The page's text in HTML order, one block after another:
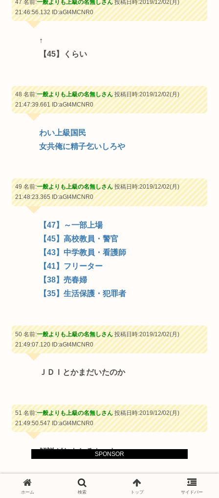
SPONSOR
47 名前:一般よりも上級の名無しさん投稿日時:2019/12/02(月)
21:46:56.132ID:aGt4MCNR0
↑
【45】くらい
48 名前:一般よりも上級の名無しさん投稿日時:2019/12/02(月)
21:47:39.661ID:aGt4MCNR0
わい上級国民
女共俺に精子乞いしろや
49 名前:一般よりも上級の名無しさん投稿日時:2019/12/02(月)
21:48:23.365ID:aGt4MCNR0
【47】～一部上場
【45】高校教員・警官
【43】中学教員・看護師
【41】フリーター
【38】売春婦
【35】生活保護・犯罪者
50 名前:一般よりも上級の名無しさん投稿日時:2019/12/02(月)
21:49:07.120ID:aGt4MCNR0
ＪＤＩとかまだいたのか
51 名前:一般よりも上級の名無しさん投稿日時:2019/12/02(月)
21:49:50.547ID:aGt4MCNR0
解説がおもしろかった
52 名前: 一般よりも上級の名無しさん 投稿日時:2019/12/02(月)
ホーム 検索 トップ サイドバー